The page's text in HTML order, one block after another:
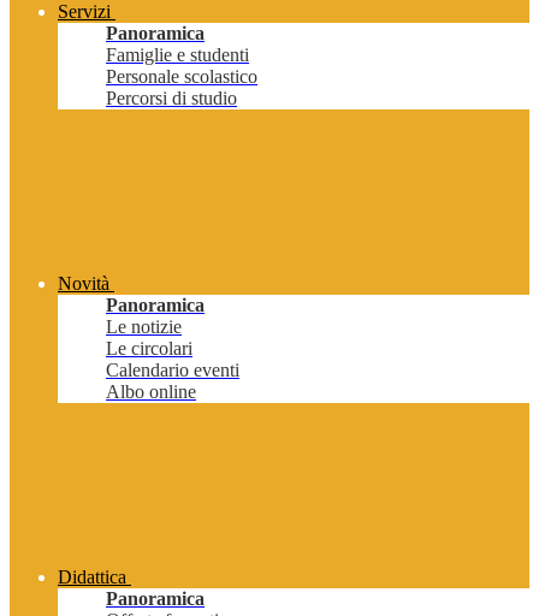
Servizi
Panoramica
Famiglie e studenti
Personale scolastico
Percorsi di studio
Novità
Panoramica
Le notizie
Le circolari
Calendario eventi
Albo online
Didattica
Panoramica